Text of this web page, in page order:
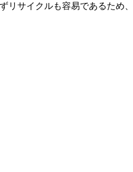
リサイクルも容易であるため